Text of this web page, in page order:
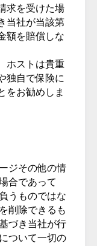
求を受けた場
当社が当該第
額を賠償しな
ホストは貴重
独自で保険に
をお勧めしま
ジその他の情
合であって
うものではな
削除できるも
づき当社が行
ついて一切の